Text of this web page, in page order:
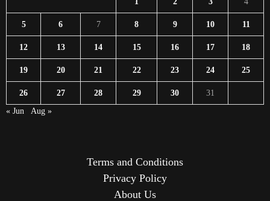
5 6 7 8 9 10 11
12 13 14 15 16 17 18
19 20 21 22 23 24 25
26 27 28 29 30
31
« Jun
Aug »
Terms and Conditions
Privacy Policy
About Us